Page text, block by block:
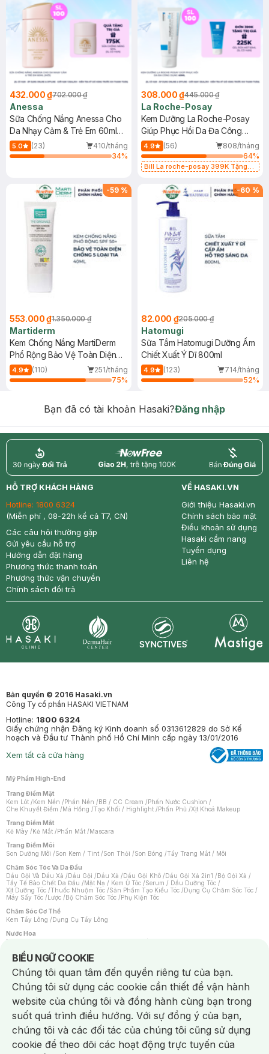
432.000 ₫702.000 ₫
Anessa
Sữa Chống Nắng Anessa Cho
Da Nhạy Cảm & Trẻ Em 60ml
(Mới)
5.0 (23)
410/tháng
34%
308.000 ₫445.000 ₫
La Roche-Posay
Kem Dưỡng La Roche-Posay
Giúp Phục Hồi Da Đa Công
Dụng 40ml
4.9 (56)
808/tháng
64%
Bill La roche-posay 399K Tặng
(SL có hạn)
-59 %
553.000 ₫1.350.000 ₫
Martiderm
Kem Chống Nắng MartiDerm
Phổ Rộng Bảo Vệ Toàn Diện
40ml
4.9 (110)
251/tháng
75%
-60 %
82.000 ₫205.000 ₫
Hatomugi
Sữa Tắm Hatomugi Dưỡng Ẩm
Chiết Xuất Ý Dĩ 800ml
4.9 (123)
714/tháng
52%
Bạn đã có tài khoản Hasaki?Đăng nhập
return nowfree price
HỖ TRỢ KHÁCH HÀNG
Hotline: 1800 6324
(Miễn phí , 08-22h kể cả T7, CN)
Các câu hỏi thường gặp
Gửi yêu cầu hỗ trợ
Hướng dẫn đặt hàng
Phương thức thanh toán
Phương thức vận chuyển
Chính sách đổi trả
VỀ HASAKI.VN
Giới thiệu Hasaki.vn
Chính sách bảo mật
Điều khoản sử dụng
Hasaki cẩm nang
Tuyển dụng
Liên hệ
Bản quyền © 2016 Hasaki.vn
Công Ty cổ phần HASAKI VIETNAM
Hotline: 1800 6324
Giấy chứng nhận Đăng ký Kinh doanh số 0313612829 do Sở Kế
hoạch và Đầu tư Thành phố Hồ Chí Minh cấp ngày 13/01/2016
Xem tất cả cửa hàng
Mỹ Phẩm High-End
Trang Điểm Mặt
Kem Lót /Kem Nền /Phấn Nền /BB / CC Cream /Phấn Nước Cushion /
Che Khuyết Điểm /Má Hồng /Tạo Khối / Highlight /Phấn Phủ /Xịt Khoá Makeup
Trang Điểm Mắt
Kẻ Mày /Kẻ Mắt /Phấn Mắt /Mascara
Trang Điểm Môi
Son Dưỡng Môi /Son Kem / Tint /Son Thỏi /Son Bóng /Tẩy Trang Mắt / Môi
Chăm Sóc Tóc Và Da Đầu
Dầu Gội Và Dầu Xả /Dầu Gội /Dầu Xả /Dầu Gội Khô /Dầu Gội Xả 2in1 /Bộ Gội Xả /
Tẩy Tế Bào Chết Da Đầu /Mặt Nạ / Kem Ủ Tóc /Serum / Dầu Dưỡng Tóc /
Xịt Dưỡng Tóc /Thuốc Nhuộm Tóc /Sản Phẩm Tạo Kiểu Tóc /Dụng Cụ Chăm Sóc Tóc /
Máy Sấy Tóc /Lược /Bộ Chăm Sóc Tóc /Phụ Kiện Tóc
Chăm Sóc Cơ Thể
Kem Tẩy Lông /Dụng Cụ Tẩy Lông
Nước Hoa
Nước Hoa Nữ
Chăm Sóc Cá Nhân
Chống Muỗi /Khẩu Trang /Máy Massage/Mặt Nạ Xông Hơi /Nước Rửa Tay/
Sản Phẩm Chăm Sóc Khác /Bàn Chải Đánh Răng /Bàn Chải Điện/
Hỗ Trợ Trắng Răng/Kem Đánh Răng /Máy Tăm Nước/ Nước Súc Miệng/
Tăm / Chỉ Nha Khoa/ Xịt Thơm Miệng / Dung Dịch Vệ Sinh/Dưỡng Vùng Kín/
Khăn Ướt Vệ Sinh Vùng Kín/Băng Vệ Sinh/Tampon/Bọt Cạo Râu /Dao Cạo Râu/
Máy Cạo Râu
Vấn Đề Về Da
Da Dầu / Lỗ Chân Lông To/ Da Khô / Mất Nước/ Da Lão Hóa/ Da Mụn/
Da Nhạy Cảm / Kích Ứng
Da Xỉn Màu Thâm / Nám / Tàn Nhang
Quầng Thâm & Bọng Mắt /Sẹo /Viêm Da Cơ Địa
BIỂU NGỮ COOKIE
Notice about cookies usage
Chúng tôi quan tâm đến quyền riêng tư của bạn.
Chúng tôi sử dụng các cookie cần thiết để vận hành
website của chúng tôi và đồng hành cùng bạn trong
suốt quá trình điều hướng. Với sự đồng ý của bạn,
chúng tôi và các đối tác của chúng tôi cũng sử dụng
cookie để theo dõi các hoạt động trực tuyến của